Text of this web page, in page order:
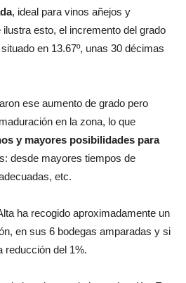
, ideal para vinos añejos y
esto, el incremento del grado
en 13.67º, unas 30 décimas
ese aumento de grado pero
en la zona, lo que
y mayores posibilidades para
desde mayores tiempos de
etc.
ha recogido aproximadamente un
en sus 6 bodegas amparadas y si
reducción del 1%.